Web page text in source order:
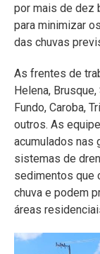
por mais de dez
para minimizar
das chuvas
As frentes de
Helena,
Fundo, Caroba,
outros. As
acumulados nas
sistemas de
sedimentos que
chuva e podem
áreas